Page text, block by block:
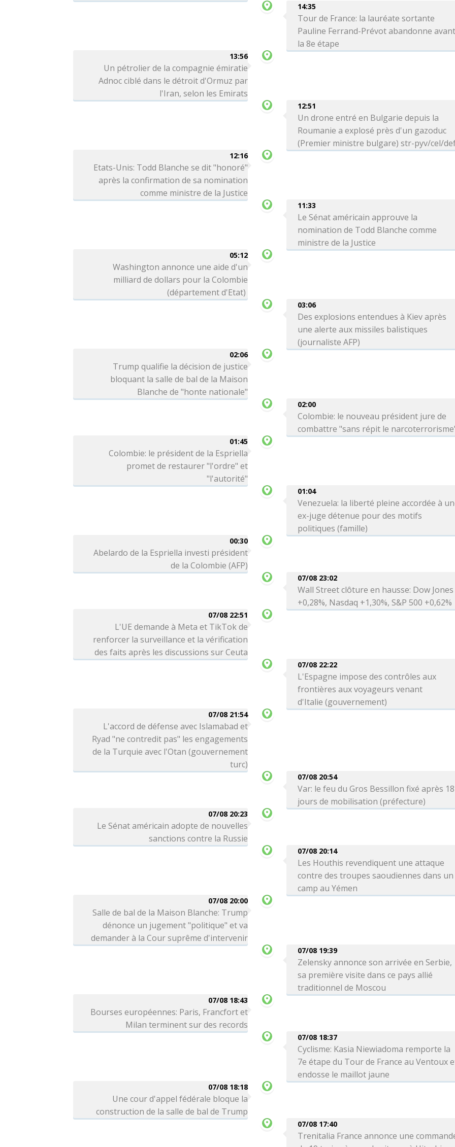
14:35
Tour de France: la lauréate sortante
Pauline Ferrand-Prévot abandonne
la 8e étape
13:56
Un pétrolier de la compagnie émiratie
Adnoc ciblé dans le détroit d'Ormuz par
l'Iran, selon les Emirats
12:51
Un drone entré en Bulgarie depuis la
Roumanie a explosé près d'un gazoduc
(Premier ministre bulgare) str-pyv/cel/
12:16
Etats-Unis: Todd Blanche se dit "honoré"
après la confirmation de sa nomination
comme ministre de la Justice
11:33
Le Sénat américain approuve la
nomination de Todd Blanche comme
ministre de la Justice
05:12
Washington annonce une aide d'un
milliard de dollars pour la Colombie
(département d'Etat)
03:06
Des explosions entendues à Kiev après
une alerte aux missiles balistiques
(journaliste AFP)
02:06
Trump qualifie la décision de justice
bloquant la salle de bal de la Maison
Blanche de "honte nationale"
02:00
Colombie: le nouveau président jure de
combattre "sans répit le
01:45
Colombie: le président de la Espriella
promet de restaurer "l'ordre" et
"l'autorité"
01:04
Venezuela: la liberté pleine accordée à
ex-juge détenue pour des motifs
politiques (famille)
00:30
Abelardo de la Espriella investi président
de la Colombie (AFP)
07/08 23:02
Wall Street clôture en hausse: Dow Jones
+0,28%, Nasdaq +1,30%, S&P 500 +0,62%
07/08 22:51
L'UE demande à Meta et TikTok de
renforcer la surveillance et la vérification
des faits après les discussions sur Ceuta
07/08 22:22
L'Espagne impose des contrôles aux
frontières aux voyageurs venant
d'Italie (gouvernement)
07/08 21:54
L'accord de défense avec Islamabad et
Ryad "ne contredit pas" les engagements
de la Turquie avec l'Otan (gouvernement
turc)
07/08 20:54
Var: le feu du Gros Bessillon fixé après 18
jours de mobilisation (préfecture)
07/08 20:23
Le Sénat américain adopte de nouvelles
sanctions contre la Russie
07/08 20:14
Les Houthis revendiquent une attaque
contre des troupes saoudiennes dans un
camp au Yémen
07/08 20:00
Salle de bal de la Maison Blanche: Trump
dénonce un jugement "politique" et va
demander à la Cour suprême d'intervenir
07/08 19:39
Zelensky annonce son arrivée en Serbie,
sa première visite dans ce pays allié
traditionnel de Moscou
07/08 18:43
Bourses européennes: Paris, Francfort et
Milan terminent sur des records
07/08 18:37
Cyclisme: Kasia Niewiadoma remporte la
7e étape du Tour de France au Ventoux
endosse le maillot jaune
07/08 18:18
Une cour d'appel fédérale bloque la
construction de la salle de bal de Trump
07/08 17:40
Trenitalia France annonce une